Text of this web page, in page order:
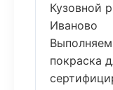
Кузовной
Иваново
покраска